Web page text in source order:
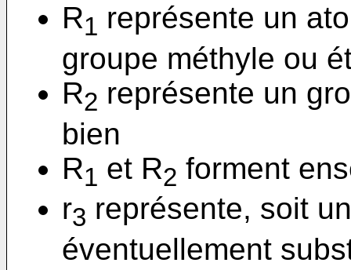
R1 représente un
groupe méthyle ou
R2 représente un
bien
R1 et R2 forment
r3 représente, soit
éventuellement